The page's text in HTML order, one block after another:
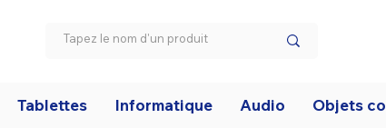
Tablettes Informatique Audio Objets